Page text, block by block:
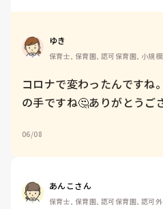
ゆき
保育士, 保育園, 認可保育園, 小規
コロナで変わったんですね
の手ですね🤔ありがとうご
06/08
あんこさん
保育士, 保育園, 認可保育園, 認可